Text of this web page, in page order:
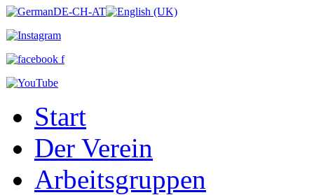
Start
Der Verein
Arbeitsgruppen